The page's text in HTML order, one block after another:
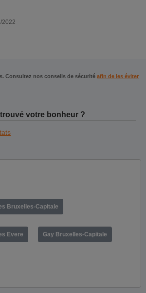
2022
Consultez nos conseils de sécurité afin de les éviter
votre bonheur ?
Bruxelles-Capitale
Evere Gay Bruxelles-Capitale